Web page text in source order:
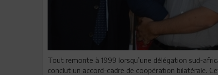
Tout remonte à 1999 lorsqu’une délégation sud-
conclut un accord-cadre de coopération bilatérale.